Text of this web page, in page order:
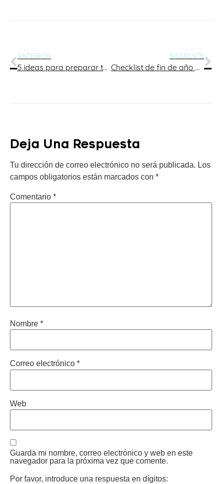
ANTERIOR
5 ideas para preparar tu negocio/producto para Halloween
SIGUIENTE
Checklist de fin de año para mejorar tu branding antes del 2026
Deja Una Respuesta
Tu dirección de correo electrónico no será publicada. Los
campos obligatorios están marcados con *
Comentario *
Nombre *
Correo electrónico *
Web
Guarda mi nombre, correo electrónico y web en este
navegador para la próxima vez que comente.
Por favor, introduce una respuesta en dígitos: